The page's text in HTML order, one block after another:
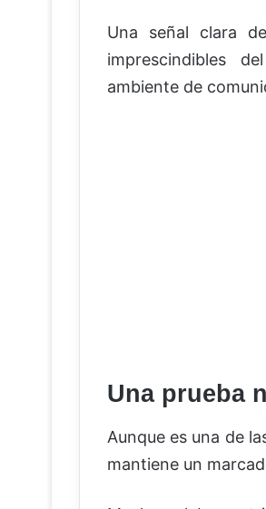
Una señal clara
imprescindibles
ambiente de
Una prueba
Aunque es una de
mantiene un